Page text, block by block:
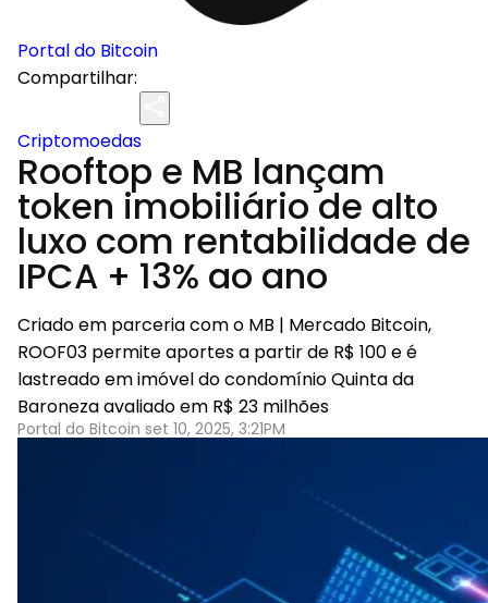
Portal do Bitcoin
Compartilhar:
Criptomoedas
Rooftop e MB lançam
token imobiliário de alto
luxo com rentabilidade de
IPCA + 13% ao ano
Criado em parceria com o MB | Mercado Bitcoin,
ROOF03 permite aportes a partir de R$ 100 e é
lastreado em imóvel do condomínio Quinta da
Baroneza avaliado em R$ 23 milhões
Portal do Bitcoin set 10, 2025, 3:21PM